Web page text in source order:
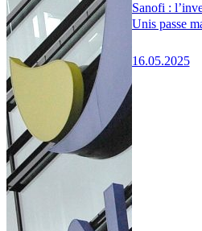
Sanofi :
Unis passe
16.05.2025